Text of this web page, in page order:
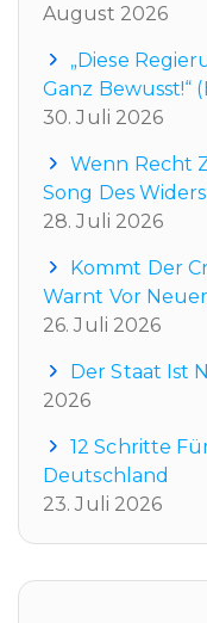
August 2026
„Diese
Ganz Bewusst!“
30. Juli 2026
Wenn Recht
Song Des
28. Juli 2026
Kommt Der
Warnt Vor
26. Juli 2026
Der Staat Ist
2026
12 Schritte
Deutschland
23. Juli 2026